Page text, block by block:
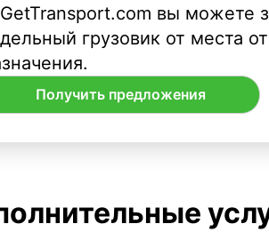
вы можете
грузовик от места
Получить предложения